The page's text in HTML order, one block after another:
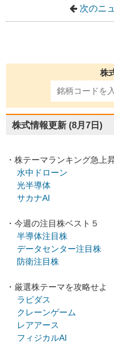
次のニ
株
株式情報更新 (8月7日)
・株テーマランキング急上
水中ドローン
光半導体
サカナAI
・今週の注目株ベスト５
半導体注目株
データセンター注目株
防衛注目株
・厳選株テーマを攻略せよ
ラピダス
クレーンゲーム
レアアース
フィジカルAI